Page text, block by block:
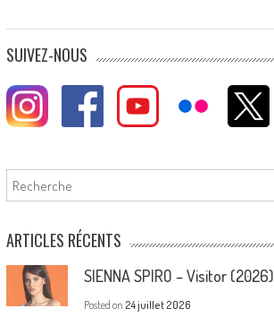
SUIVEZ-NOUS
Rechercher
ARTICLES RÉCENTS
SIENNA SPIRO – Visitor (2026)
Posted on 24 juillet 2026